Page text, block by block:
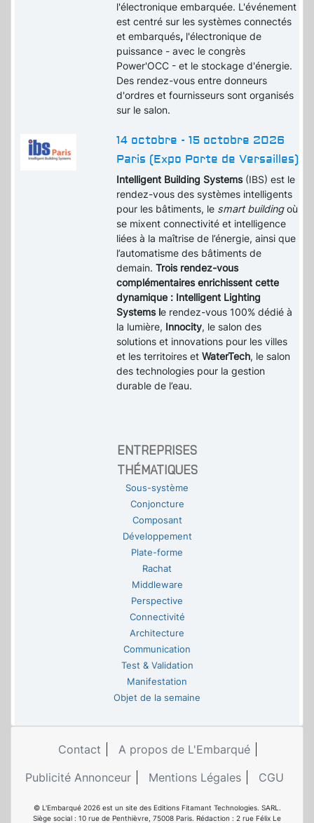
l'électronique embarquée. L'événement
est centré sur les systèmes connectés
et embarqués, l'électronique de
puissance - avec le congrès
Power'OCC - et le stockage d'énergie.
Des rendez-vous entre donneurs
d'ordres et fournisseurs sont organisés
sur le salon.
14 octobre - 15 octobre 2026
Paris (Expo Porte de Versailles)
Intelligent Building Systems(IBS) est le
rendez-vous des systèmes intelligents
pour les bâtiments, le smart buildingoù
se mixent connectivité et intelligence
liées à la maîtrise de l’énergie, ainsi que
l’automatisme des bâtiments de
demain.Trois rendez-vous
complémentaires enrichissent cette
dynamique : Intelligent Lighting
Systems le rendez-vous 100% dédié à
la lumière, Innocity, le salon des
solutions et innovations pour les villes
et les territoires etWaterTech, le salon
des technologies pour la gestion
durable de l’eau.
ENTREPRISES
THÉMATIQUES
Sous-système
Conjoncture
Composant
Développement
Plate-forme
Rachat
Middleware
Perspective
Connectivité
Architecture
Communication
Test & Validation
Manifestation
Objet de la semaine
Contact
A propos de L'Embarqué
Publicité Annonceur
Mentions Légales CGU
© L'Embarqué 2026 est un site des Editions Fitamant Technologies. SARL.
Siège social : 10 rue de Penthièvre, 75008 Paris. Rédaction : 2 rue Félix Le